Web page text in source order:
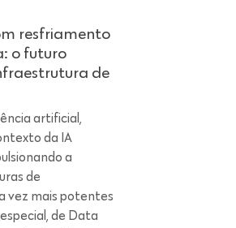
resfriamento
o futuro
de
artificial,
da IA
a
de
vez mais potentes
de Data